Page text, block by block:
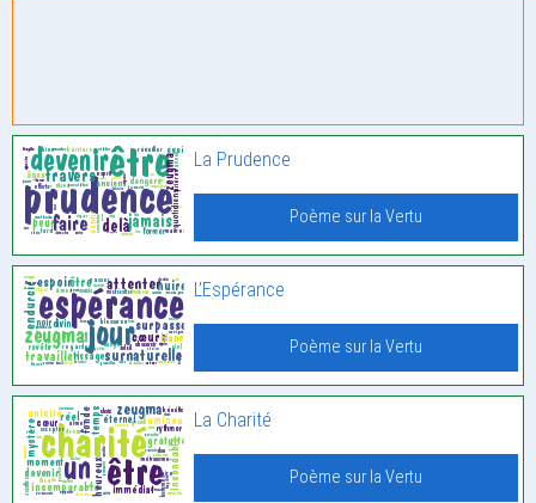
La Prudence
Poème sur la Vertu
L’Espérance
Poème sur la Vertu
La Charité
Poème sur la Vertu